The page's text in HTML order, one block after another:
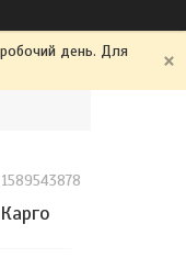
день. Для